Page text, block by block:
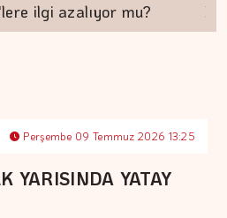
azalıyor mu?
Perşembe 09 Temmuz 2026 13:25
YARISINDA YATAY